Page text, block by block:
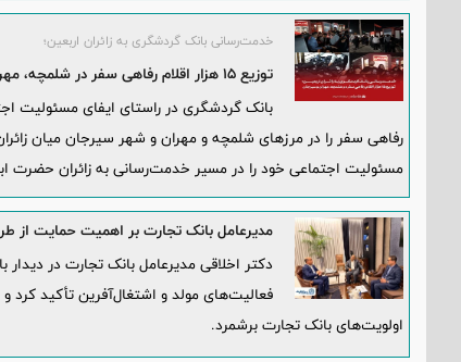
خدمت‌رسانی بانک گردشگری به زائران اربعین؛
توزیع 15 هزار اقلام رفاهی سفر در شلمچه، مهران و سیرجان
رفاهی سفر را در مرزهای شلمچه و مهران و شهر سیرجان میان
مسئولیت اجتماعی خود را در مسیر خدمت‌رسانی به زائران حضرت
مدیرعامل بانک تجارت بر اهمیت حمایت از
دکتر اخلاقی مدیرعامل بانک تجارت در
فعالیت‌های مولد و اشتغال‌آفرین تأکید
اولویت‌های بانک تجارت برشمرد.